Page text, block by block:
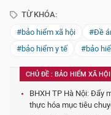
TỪ KHÓA:
#bảo hiểm xã hội
#Đề
#bảo hiểm y tế
#bảo
CHỦ ĐỀ : BẢO HIỂM XÃ HỘI
BHXH TP Hà Nội: Đẩy
thực hóa mục tiêu